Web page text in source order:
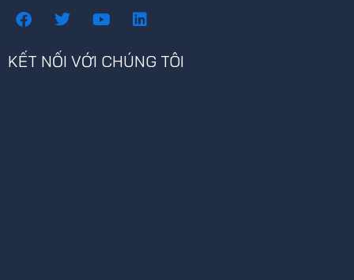
F
a
e
T
w
t
Y
o
t
L
i
k
KẾT NỐI VỚI CHÚNG TÔI